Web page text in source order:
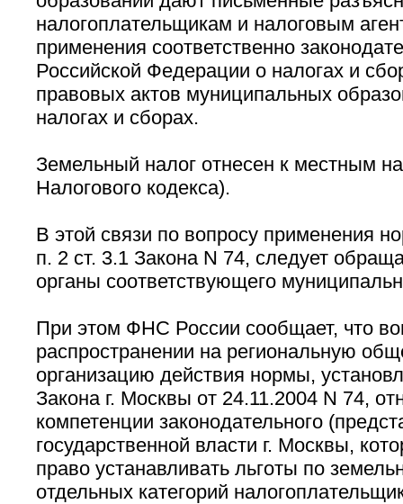
налогоплательщикам и налоговым
применения соответственно
Российской Федерации о налогах и
правовых актов муниципальных
налогах и сборах.
Земельный налог отнесен к местным
Налогового кодекса).
В этой связи по вопросу применения
п. 2 ст. 3.1 Закона N 74, следует
органы соответствующего
При этом ФНС России сообщает, что
распространении на региональную
организацию действия нормы,
Закона г. Москвы от 24.11.2004 N 74,
компетенции законодательного
государственной власти г. Москвы,
право устанавливать льготы по
отдельных категорий